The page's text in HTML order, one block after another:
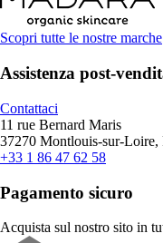
Scopri tutte le nostre marche
Assistenza post-
Contattaci
11 rue Bernard Maris
37270 Montlouis-sur-Loire,
+33 1 86 47 62 58
Pagamento sicuro
Acquista sul nostro sito in